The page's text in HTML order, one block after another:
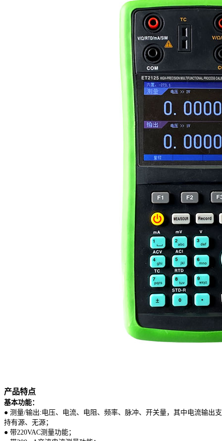
产品特点
基本功能：
● 测量/输出:电压、电流、电阻、频率、脉冲、开关量，其中电流输出支
持有源、无源；
● 带220VAC测量功能；